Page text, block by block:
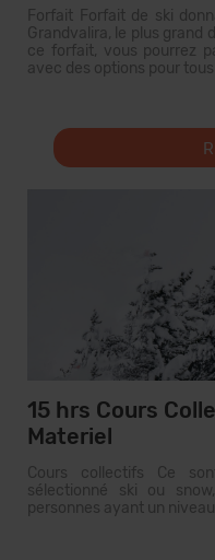
Forfait Forfait de ski
Grandvalira, le plus grand
ce forfait, vous pourrez
avec des options pour
15 hrs Cours
Materiel
Cours collectifs Ce
sélectionné ski ou
personnes ayant un